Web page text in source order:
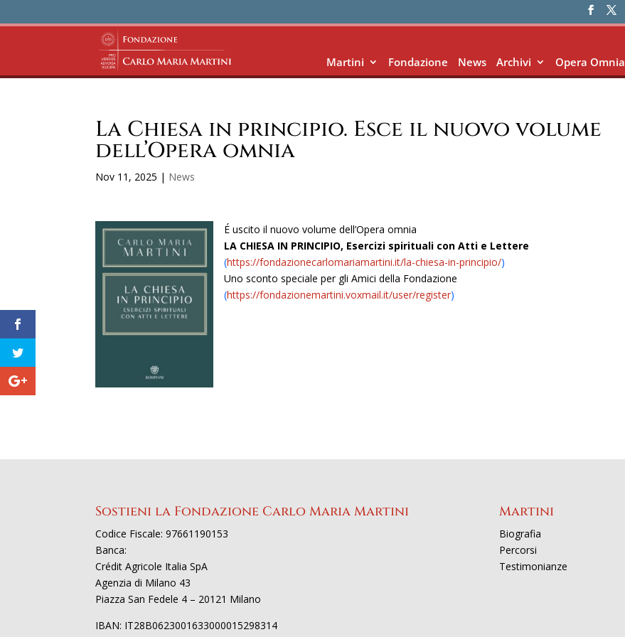
Martini Fondazione News Archivi Opera Omnia
La Chiesa in principio. Esce il nuovo volume
dell’Opera omnia
Nov 11, 2025 | News
É uscito il nuovo volume dell’Opera omnia
LA CHIESA IN PRINCIPIO, Esercizi spirituali con Atti e Lettere
(https://fondazionecarlomariamartini.it/la-chiesa-in-principio/)
Uno sconto speciale per gli Amici della Fondazione
(https://fondazionemartini.voxmail.it/user/register)
Sostieni la Fondazione Carlo Maria Martini
Codice Fiscale: 97661190153
Banca:
Crédit Agricole Italia SpA
Agenzia di Milano 43
Piazza San Fedele 4 – 20121 Milano
IBAN: IT28B0623001633000015298314
Martini
Biografia
Percorsi
Testimonianze